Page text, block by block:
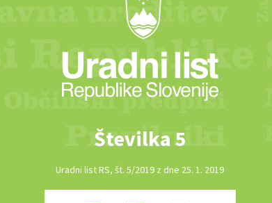
Številka 5
Uradni list RS, št. 5/2019 z dne 25. 1. 2019